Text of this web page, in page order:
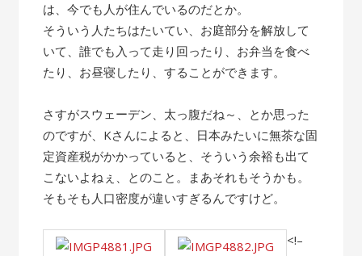
は、今でも人が住んでいるのだとか。
そういう人たちはたいてい、お庭部分を解放して
いて、誰でも入って走り回ったり、お弁当を食べ
たり、お昼寝したり、することができます。
さすがスウェーデン、太っ腹だね～、とか思った
のですが、Kさんによると、日本みたいに無茶な固
定資産税がかかっていると、そういう余裕も出て
こないよねぇ、とのこと。まあそれもそうかも。
そもそも人口密度が違いすぎるんですけど。
<!–